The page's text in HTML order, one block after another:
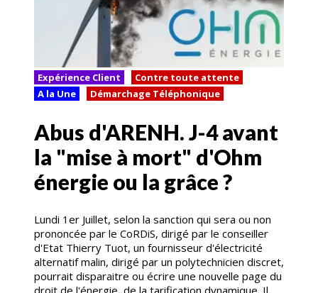
Expérience Client
Contre toute attente
A la Une
Démarchage Téléphonique
Abus d'ARENH. J-4 avant
la "mise à mort" d'Ohm
énergie ou la grâce ?
Lundi 1er Juillet, selon la sanction qui sera ou non
prononcée par le CoRDiS, dirigé par le conseiller
d'Etat Thierry Tuot, un fournisseur d'électricité
alternatif malin, dirigé par un polytechnicien discret,
pourrait disparaitre ou écrire une nouvelle page du